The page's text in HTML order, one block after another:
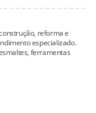
reforma e
especializado.
ferramentas